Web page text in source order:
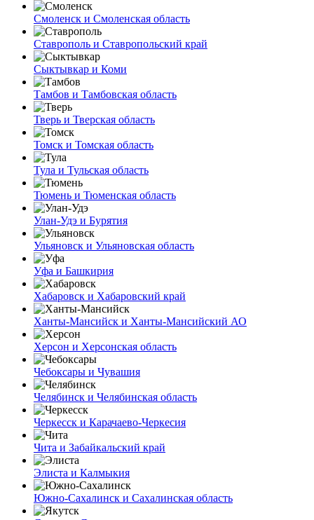
Смоленск и Смоленская область
Ставрополь и Ставропольский край
Сыктывкар и Коми
Тамбов и Тамбовская область
Тверь и Тверская область
Томск и Томская область
Тула и Тульская область
Тюмень и Тюменская область
Улан-Удэ и Бурятия
Ульяновск и Ульяновская область
Уфа и Башкирия
Хабаровск и Хабаровский край
Ханты-Мансийск и Ханты-Мансийский АО
Херсон и Херсонская область
Чебоксары и Чувашия
Челябинск и Челябинская область
Черкесск и Карачаево-Черкесия
Чита и Забайкальский край
Элиста и Калмыкия
Южно-Сахалинск и Сахалинская область